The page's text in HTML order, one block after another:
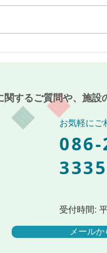
関するご質問や、施設
お気軽にご
3335
受付時間:
メール